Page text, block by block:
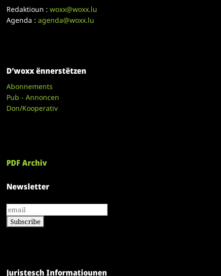
Redaktioun :woxx@woxx.lu
Agenda :agenda@woxx.lu
D’woxx ënnerstëtzen
Abonnements
Pub - Annoncen
Don/Kooperativ
PDF Archiv
Newsletter
Juristesch Informatiounen